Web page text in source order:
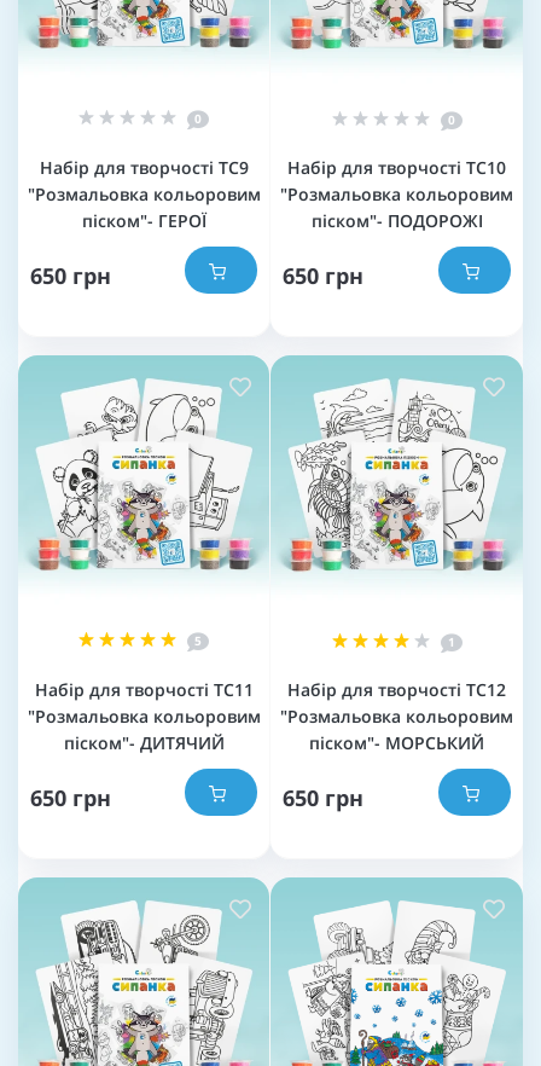
0
Набір для творчості TC9
"Розмальовка кольоровим
піском"- ГЕРОЇ
650 грн
0
Набір для творчості TC10
"Розмальовка кольоровим
піском"- ПОДОРОЖІ
650 грн
5
Набір для творчості TC11
"Розмальовка кольоровим
піском"- ДИТЯЧИЙ
650 грн
1
Набір для творчості TC12
"Розмальовка кольоровим
піском"- МОРСЬКИЙ
650 грн